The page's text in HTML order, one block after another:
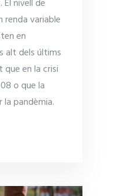
nivell de
renda variable
en
alt dels últims
que en la crisi
o que la
pandèmia.